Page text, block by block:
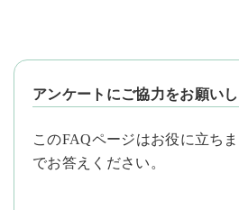
アンケートにご協力をお願い
このFAQページはお役に立ち
でお答えください。